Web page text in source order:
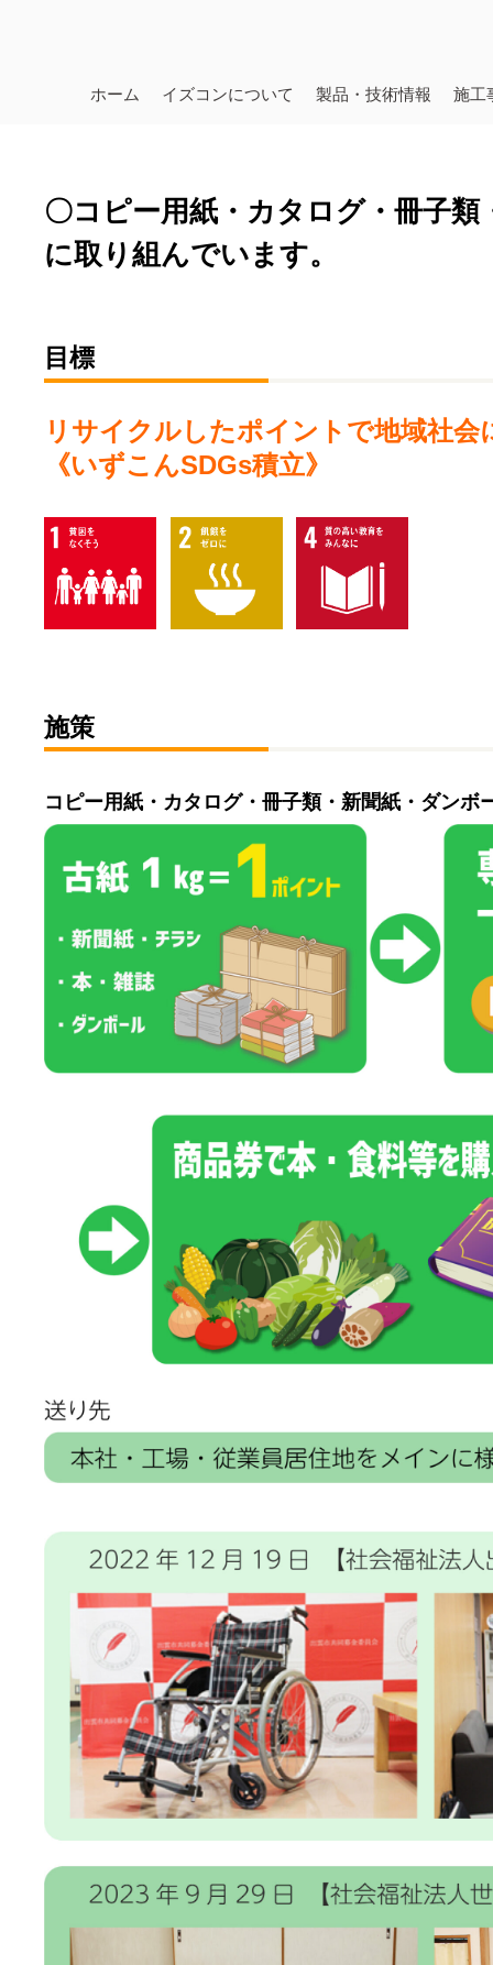
ホーム イズコンについて 製品・技術情報 施工
〇コピー用紙・カタログ・冊子
に取り組んでいます。
目標
リサイクルしたポイントで地域社会
《いずこんSDGs積立》
施策
コピー用紙・カタログ・冊子類・新聞紙・ダンボ